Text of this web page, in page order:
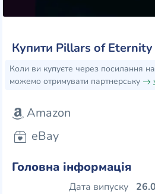
Купити Pillars of Eternity
Коли ви купуєте через посилання
можемо отримувати партнерську
Amazon
eBay
Головна інформація
Дата випуску